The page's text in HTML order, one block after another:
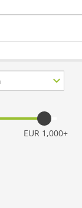
EUR 1,000+